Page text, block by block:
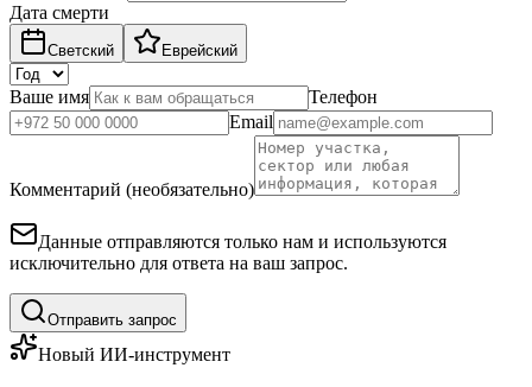
Дата смерти
Светский Еврейский
Ваше имя
Телефон
Email
Комментарий (необязательно)
Данные отправляются только нам и используются
исключительно для ответа на ваш запрос.
Отправить запрос
Новый ИИ-инструмент